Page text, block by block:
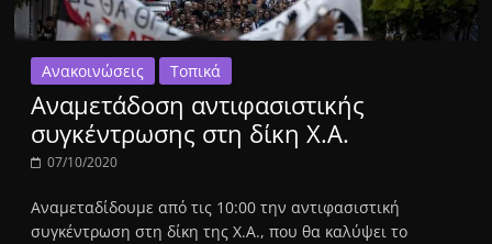
Ανακοινώσεις Τοπικά
Αναμετάδοση αντιφασιστικής
συγκέντρωσης στη δίκη Χ.Α.
07/10/2020
Αναμεταδίδουμε από τις 10:00 την αντιφασιστική
συγκέντρωση στη δίκη της Χ.Α., που θα καλύψει το